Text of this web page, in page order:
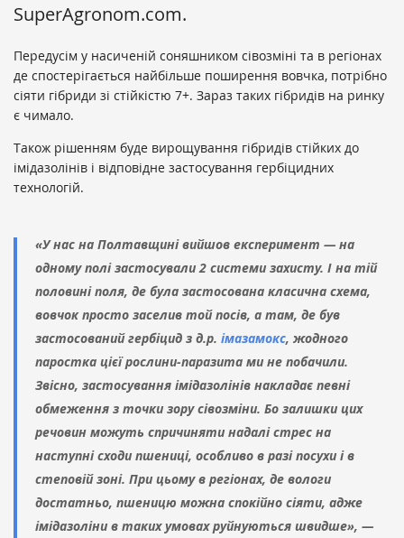
SuperAgronom.com.
Передусім у насиченій соняшником сівозміні та в регіонах
де спостерігається найбільше поширення вовчка, потрібно
сіяти гібриди зі стійкістю 7+. Зараз таких гібридів на ринку
є чимало.
Також рішенням буде вирощування гібридів стійких до
імідазолінів і відповідне застосування гербіцидних
технологій.
«У нас на Полтавщині вийшов експеримент — на
одному полі застосували 2 системи захисту. І на тій
половині поля, де була застосована класична схема,
вовчок просто заселив той посів, а там, де був
застосований гербіцид з д.р. імазамокс, жодного
паростка цієї рослини-паразита ми не побачили.
Звісно, застосування імідазолінів накладає певні
обмеження з точки зору сівозміни. Бо залишки цих
речовин можуть спричиняти надалі стрес на
наступні сходи пшениці, особливо в разі посухи і в
степовій зоні. При цьому в регіонах, де вологи
достатньо, пшеницю можна спокійно сіяти, адже
імідазоліни в таких умовах руйнуються швидше», —